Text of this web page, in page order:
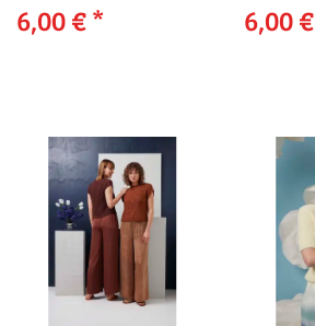
6,00 €* 6,00 €